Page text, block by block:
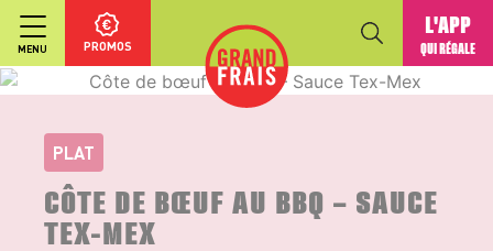
MENU PROMOS
L'APP
QUI RÉGALE
PLAT
CÔTE DE BŒUF AU BBQ – SAUCE
TEX-MEX